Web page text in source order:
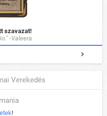
szavazat!
-Valeera
Verekedés
!